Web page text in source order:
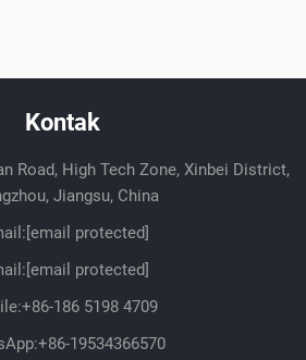
Kontak
Road, High Tech Zone, Xinbei District,
Jiangsu, China
[email protected]
[email protected]
+86-186 5198 4709
+86-19534366570